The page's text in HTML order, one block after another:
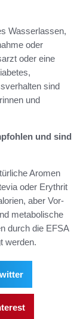
Wasserlassen,
oder
oder eine
sind
und
und sind
Aromen
oder Erythrit
aber Vor‑
metabolische
durch die EFSA
werden.